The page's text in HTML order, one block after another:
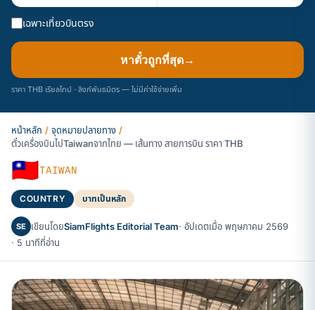
เฉพาะเที่ยวบินตรง
หาตั๋วถูกที่สุด→
ราคา THB เรียลไทม์ · ลิงก์พันธมิตร — ไม่มีค่าใช้จ่ายเพิ่ม
หน้าหลัก / จุดหมายปลายทาง /
ตั๋วเครื่องบินไปTaiwanจากไทย — เส้นทาง สายการบิน ราคา THB
🇹🇼TAIWAN
COUNTRY บาทเป็นหลัก
SE เขียนโดยSiamFlights Editorial Team· อัปเดตเมื่อ พฤษภาคม 2569
· 5 นาทีที่อ่าน